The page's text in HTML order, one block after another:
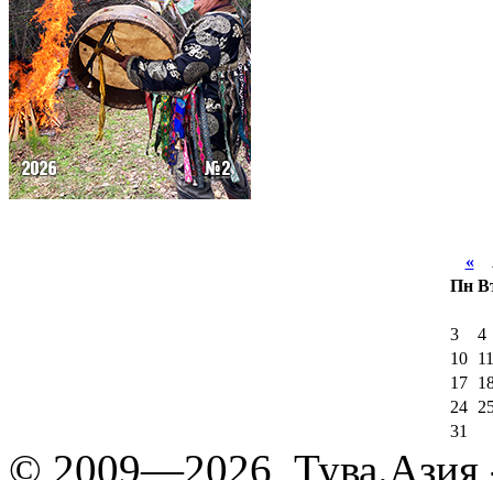
«
Пн
3
4
10
11
17
24
31
© 2009—2026, Тува.Азия